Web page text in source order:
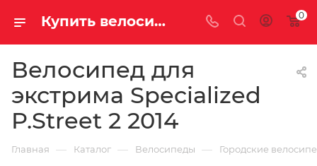
Купить велосипед для экстрима Specialized P.Street 2 2014 за 44790.00000000 руб. в Саратове и Энгельсе 0
Велосипед для
экстрима Specialized
P.Street 2 2014
Главная — Каталог — Велосипеды — Городские